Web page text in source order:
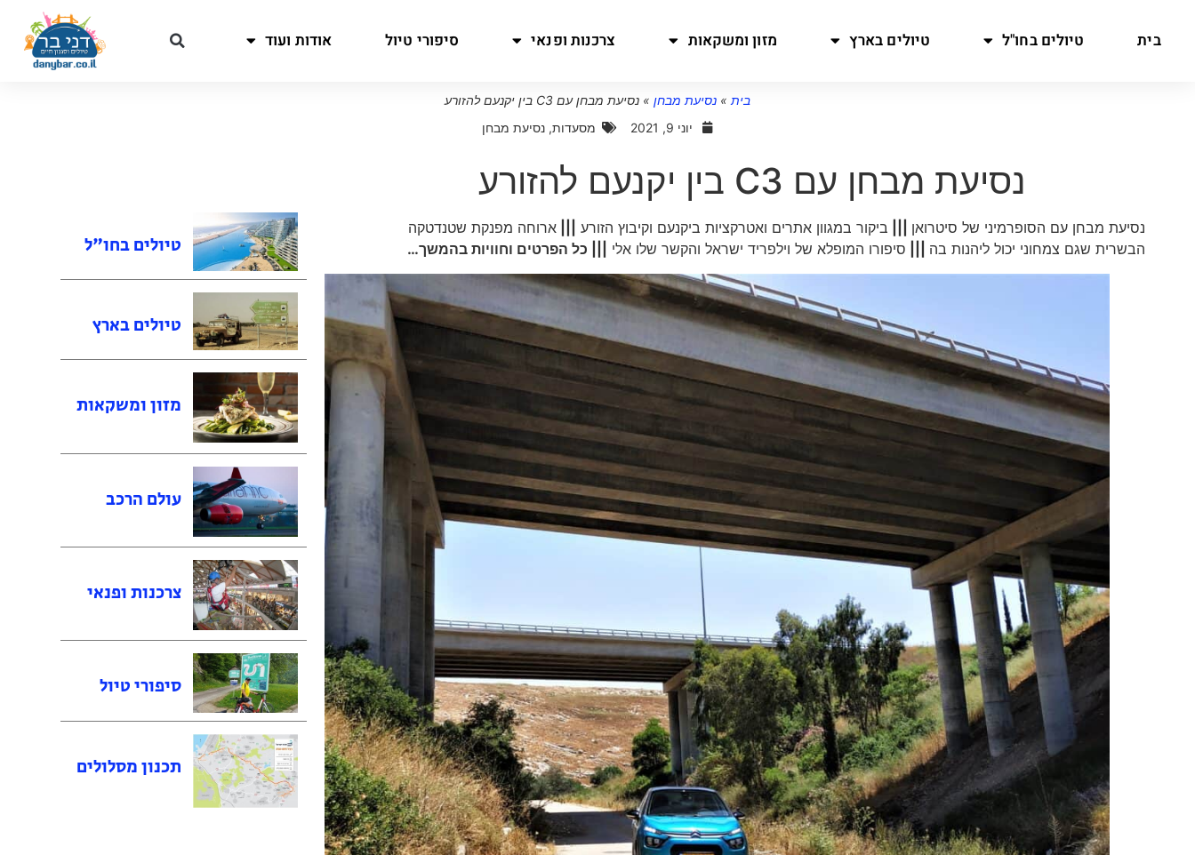
בית טיולים בחו"ל טיולים בארץ מזון ומשקאות צרכנות ופנאי סיפורי טיול אודות ועוד
בית » נסיעת מבחן » נסיעת מבחן עם C3 בין יקנעם להזורע
יוני 9, 2021
מסעדות, נסיעת מבחן
נסיעת מבחן עם C3 בין יקנעם להזורע
נסיעת מבחן עם הסופרמיני של סיטרואן ביקור במגוון אתרים ואטרקציות ביקנעם וקיבוץ הזורע |||ארוחה מפנקת שטנדטקה
הבשרית שגם צמחוני יכול ליהנות בה
סיפורו המופלא של וילפריד ישראל והקשר שלו אלי ||| כל הפרטים וחוויות בהמשך… טיולים בחו"ל
טיולים בארץ
מזון ומשקאות
עולם הרכב
צרכנות ופנאי
סיפורי טיול
תכנון מסלולים